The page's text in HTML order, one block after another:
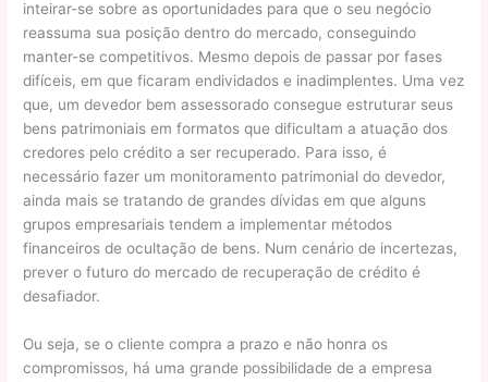
inteirar-se sobre as oportunidades para que o seu negócio
reassuma sua posição dentro do mercado, conseguindo
manter-se competitivos. Mesmo depois de passar por fases
difíceis, em que ficaram endividados e inadimplentes. Uma vez
que, um devedor bem assessorado consegue estruturar seus
bens patrimoniais em formatos que dificultam a atuação dos
credores pelo crédito a ser recuperado. Para isso, é
necessário fazer um monitoramento patrimonial do devedor,
ainda mais se tratando de grandes dívidas em que alguns
grupos empresariais tendem a implementar métodos
financeiros de ocultação de bens. Num cenário de incertezas,
prever o futuro do mercado de recuperação de crédito é
desafiador.
Ou seja, se o cliente compra a prazo e não honra os
compromissos, há uma grande possibilidade de a empresa